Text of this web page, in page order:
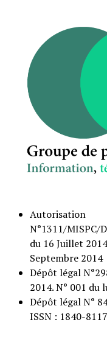
Autorisation
N°1311/MISPC/
du 16 Juillet
Septembre 2014
Dépôt légal
2014. N° 001 du
Dépôt légal N°
ISSN : 1840-8117